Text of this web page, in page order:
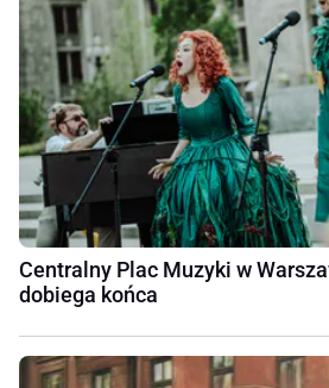
Centralny Plac Muzyki w
dobiega końca